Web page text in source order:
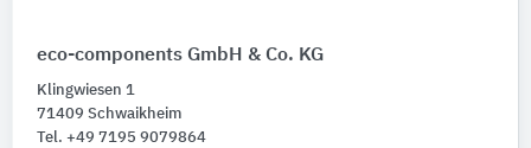
eco-components GmbH & Co. KG
Klingwiesen 1
71409 Schwaikheim
Tel. +49 7195 9079864